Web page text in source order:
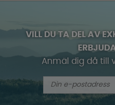
VILL DU TA DEL AV
Anmäl dig då till